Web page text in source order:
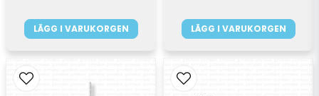
LÄGG I VARUKORGEN LÄGG I VARUKORGEN